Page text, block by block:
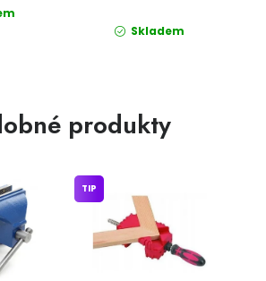
Skladem
produkty
TIP